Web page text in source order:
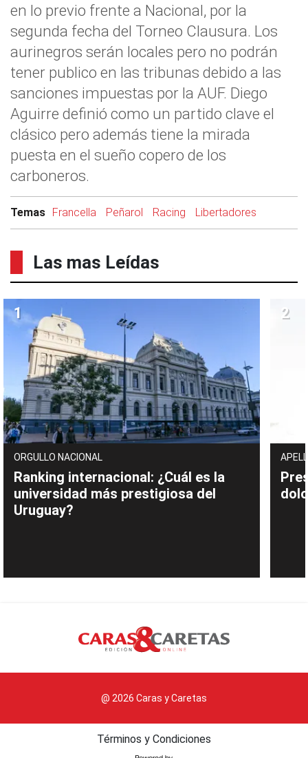
en lo previo frente a Nacional, por la
segunda fecha del Torneo Clausura. Los
aurinegros serán locales pero no podrán
tener publico en las tribunas debido a las
sanciones impuestas por la AUF. Diego
Aguirre definió como un partido clave el
clásico pero además tiene la mirada
puesta en el sueño copero de los
carboneros.
Temas Francella Peñarol Racing Libertadores
Las mas Leídas
ORGULLO NACIONAL
Ranking internacional: ¿Cuál es la
universidad más prestigiosa del
Uruguay?
@ 2026 Caras y Caretas
Términos y Condiciones